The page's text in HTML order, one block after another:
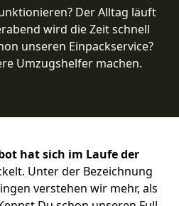
Der Alltag läuft
wird die Zeit schnell
unseren Einpackservice?
Umzugshelfer machen.
hat sich im Laufe der
Unter der Bezeichnung
verstehen wir mehr, als